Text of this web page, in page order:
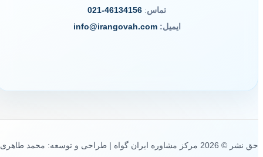
تماس:
46134156-021
ایمیل: info@irangovah.com
حق نشر © 2026 مرکز مشاوره ایران گواه | طراحی و توسعه: محمد طاهری